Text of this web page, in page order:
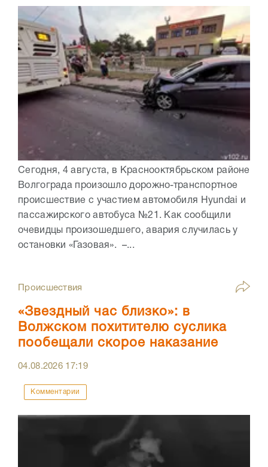
Сегодня, 4 августа, в Краснооктябрьском районе
Волгограда произошло дорожно-транспортное
происшествие с участием автомобиля Hyundai и
пассажирского автобуса №21. Как сообщили
очевидцы произошедшего, авария случилась у
остановки «Газовая». –...
Происшествия
«Звездный час близко»: в
Волжском похитителю суслика
пообещали скорое наказание
04.08.2026 17:19
Комментарии